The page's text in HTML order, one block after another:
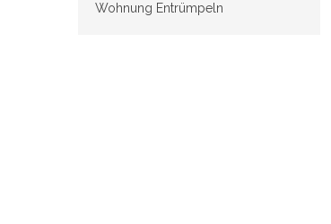
Wohnung Entrümpeln